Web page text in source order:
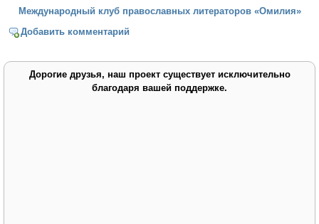
Международный клуб православных литераторов «Омилия»
Добавить комментарий
Дорогие друзья, наш проект существует исключительно
благодаря вашей поддержке.